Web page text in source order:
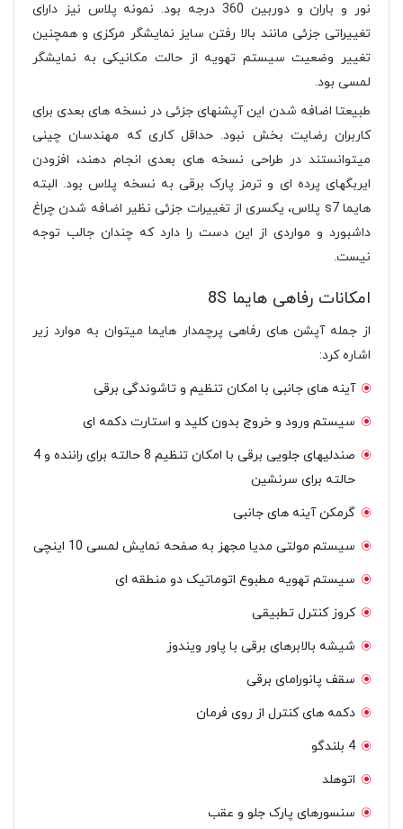
نور و باران و دوربین 360 درجه بود. نمونه پلاس نیز دارای
تغییراتی جزئی مانند بالا رفتن سایز نمایشگر مرکزی و همچنین
تغییر وضعیت سیستم تهویه از حالت مکانیکی به نمایشگر
لمسی بود.
طبیعتا اضافه شدن این آپشنهای جزئی در نسخه های بعدی برای
کاربران رضایت بخش نبود. حداقل کاری که مهندسان چینی
میتوانستند در طراحی نسخه های بعدی انجام دهند، افزودن
ایربگهای پرده ای و ترمز پارک برقی به نسخه پلاس بود. البته
هایما s7 پلاس، یکسری از تغییرات جزئی نظیر اضافه شدن چراغ
داشبورد و مواردی از این دست را دارد که چندان جالب توجه
نیست.
امکانات رفاهی هایما 8S
از جمله آپشن های رفاهی پرچمدار هایما میتوان به موارد زیر
اشاره کرد:
آینه های جانبی با امکان تنظیم و تاشوندگی برقی
سیستم ورود و خروج بدون کلید و استارت دکمه ای
صندلیهای جلویی برقی با امکان تنظیم 8 حالته برای راننده و 4
حالته برای سرنشین
گرمکن آینه های جانبی
سیستم مولتی مدیا مجهز به صفحه نمایش لمسی 10 اینچی
سیستم تهویه مطبوع اتوماتیک دو منطقه ای
کروز کنترل تطبیقی
شیشه بالابرهای برقی با پاور ویندوز
سقف پانورامای برقی
دکمه های کنترل از روی فرمان
4 بلندگو
اتوهلد
سنسورهای پارک جلو و عقب